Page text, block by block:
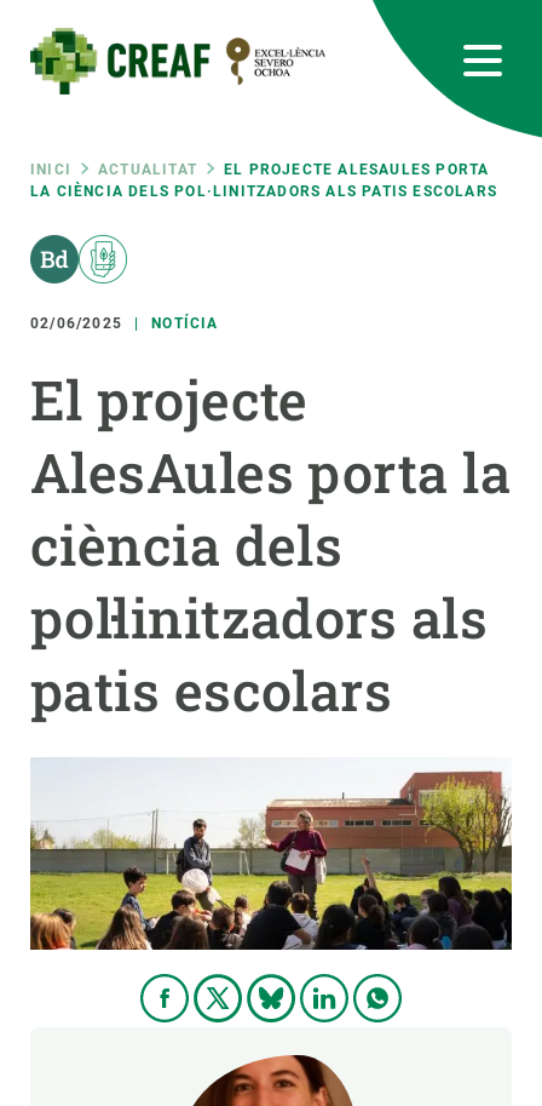
contingut
Fil
d'ariadna
INICI ACTUALITAT
EL PROJECTE ALESAULES PORTA
LA CIÈNCIA DELS POL·LINITZADORS ALS PATIS ESCOLARS
02/06/2025 NOTÍCIA
El projecte
AlesAules porta la
ciència dels
pol·linitzadors als
patis escolars
RRSS
Featured
responsive
INTRANET
Responsive
menu
CIÈNCIA EN ACCIÓ
UNEIX-TE A NOSALTRES
PARTICIPA
NOTÍCIES I AGENDA